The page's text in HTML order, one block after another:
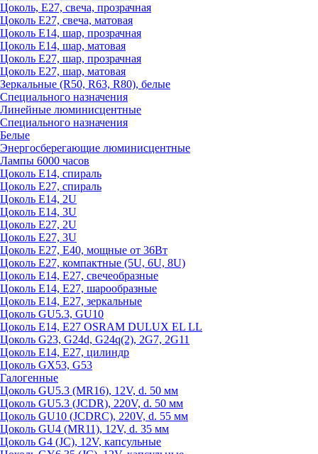
Цоколь, Е27, свеча, прозрачная
Цоколь Е27, свеча, матовая
Цоколь Е14, шар, прозрачная
Цоколь Е14, шар, матовая
Цоколь Е27, шар, прозрачная
Цоколь Е27, шар, матовая
Зеркальные (R50, R63, R80), белые
Специального назначения
Линейные люминисцентные
Специального назначения
Белые
Энергосберегающие люминисцентные
Лампы 6000 часов
Цоколь Е14, спираль
Цоколь Е27, спираль
Цоколь Е14, 2U
Цоколь Е14, 3U
Цоколь Е27, 2U
Цоколь Е27, 3U
Цоколь Е27, Е40, мощные от 36Вт
Цоколь Е27, компактные (5U, 6U, 8U)
Цоколь Е14, Е27, свечеобразные
Цоколь Е14, Е27, шарообразные
Цоколь Е14, Е27, зеркальные
Цоколь GU5.3, GU10
Цоколь Е14, Е27 OSRAM DULUX EL LL
Цоколь G23, G24d, G24q(2), 2G7, 2G11
Цоколь Е14, Е27, цилиндр
Цоколь GX53, G53
Галогенные
Цоколь GU5.3 (MR16), 12V, d. 50 мм
Цоколь GU5.3 (JCDR), 220V, d. 50 мм
Цоколь GU10 (JCDRC), 220V, d. 55 мм
Цоколь GU4 (MR11), 12V, d. 35 мм
Цоколь G4 (JC), 12V, капсульные